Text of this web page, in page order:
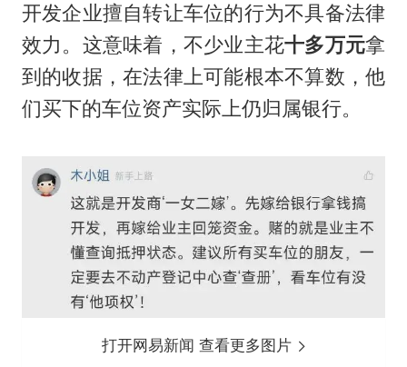
开发企业擅自转让车位的行为不具备法律
效力。这意味着，不少业主花十多万元拿
到的收据，在法律上可能根本不算数，他
们买下的车位资产实际上仍归属银行。
打开网易新闻 查看更多图片